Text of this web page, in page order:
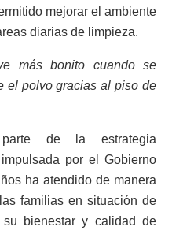
mejorar el ambiente
diarias de limpieza.
más bonito cuando se
el polvo gracias al piso de
de la estrategia
por el Gobierno
ha atendido de manera
familias en situación de
su bienestar y calidad de